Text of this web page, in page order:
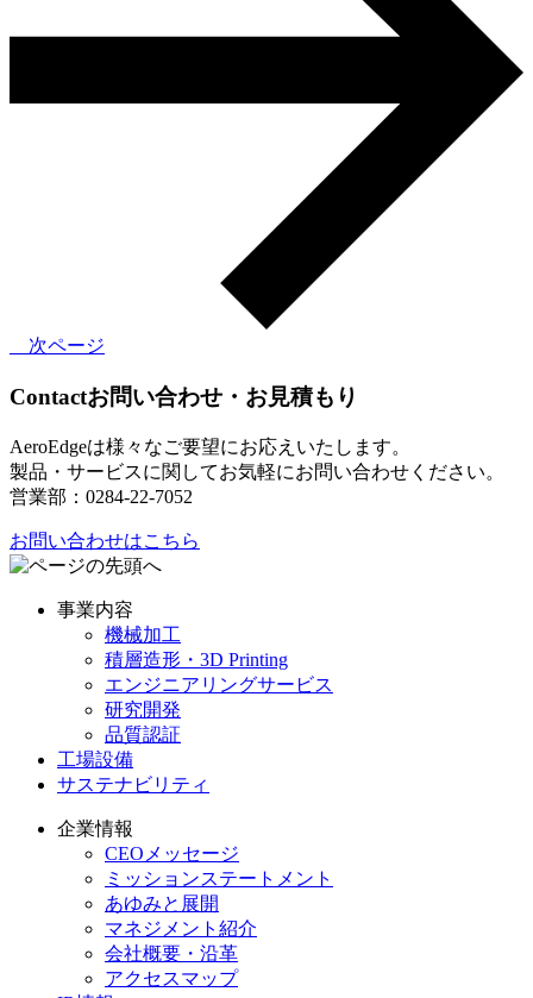
次ページ
Contactお問い合わせ・お見積もり
AeroEdgeは様々なご要望にお応えいたします。
製品・サービスに関してお気軽にお問い合わせください。
営業部：0284-22-7052
お問い合わせはこちら
事業内容
機械加工
積層造形・3D Printing
エンジニアリングサービス
研究開発
品質認証
工場設備
サステナビリティ
企業情報
CEOメッセージ
ミッションステートメント
あゆみと展開
マネジメント紹介
会社概要・沿革
アクセスマップ